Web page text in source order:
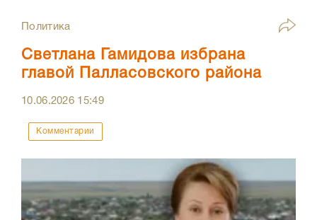
Политика
Светлана Гамидова избрана
главой Палласовского района
10.06.2026 15:49
Комментарии